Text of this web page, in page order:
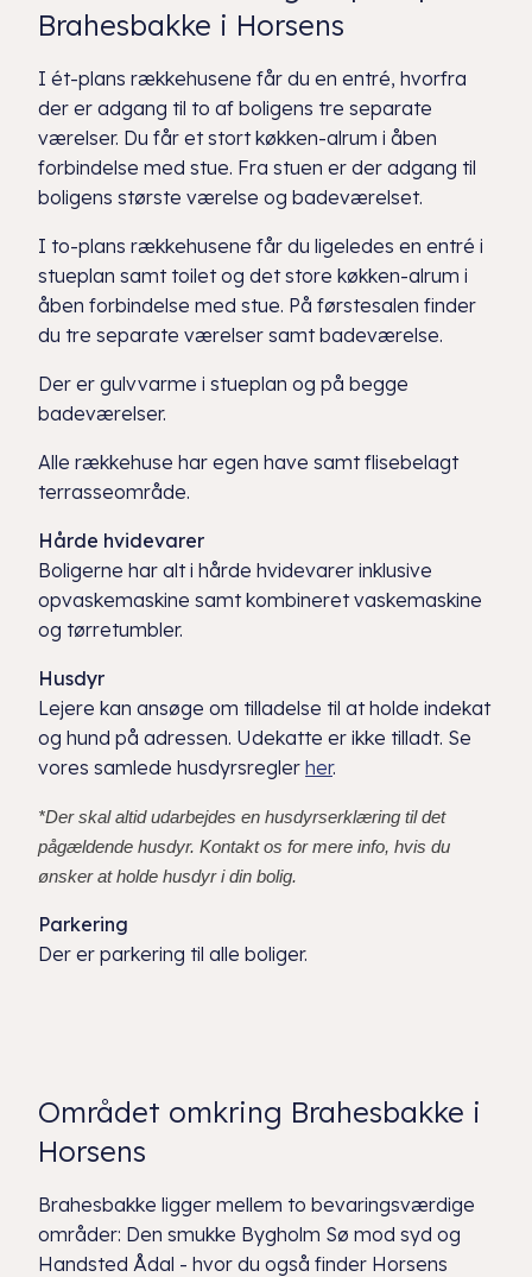
Brahesbakke i Horsens
I ét-plans rækkehusene får du en entré, hvorfra
der er adgang til to af boligens tre separate
værelser. Du får et stort køkken-alrum i åben
forbindelse med stue. Fra stuen er der adgang til
boligens største værelse og badeværelset.
I to-plans rækkehusene får du ligeledes en entré i
stueplan samt toilet og det store køkken-alrum i
åben forbindelse med stue. På førstesalen finder
du tre separate værelser samt badeværelse.
Der er gulvvarme i stueplan og på begge
badeværelser.
Alle rækkehuse har egen have samt flisebelagt
terrasseområde.
Hårde hvidevarer
Boligerne har alt i hårde hvidevarer inklusive
opvaskemaskine samt kombineret vaskemaskine
og tørretumbler.
Husdyr
Lejere kan ansøge om tilladelse til at holde indekat
og hund på adressen. Udekatte er ikke tilladt. Se
vores samlede husdyrsregler her.
*Der skal altid udarbejdes en husdyrserklæring til det
pågældende husdyr. Kontakt os for mere info, hvis du
ønsker at holde husdyr i din bolig.
Parkering
Der er parkering til alle boliger.
Området omkring Brahesbakke i
Horsens
Brahesbakke ligger mellem to bevaringsværdige
områder: Den smukke Bygholm Sø mod syd og
Handsted Ådal - hvor du også finder Horsens